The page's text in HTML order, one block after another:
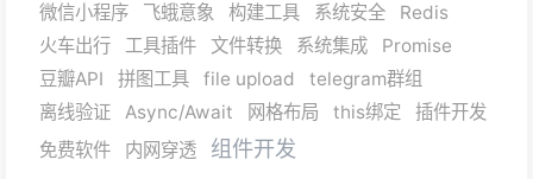
微信小程序
飞蛾意象 构建工具 系统安全
Redis
火车出行
工具插件 文件转换 系统集成
Promise
豆瓣API
拼图工具 file upload
telegram群组
离线验证
Async/Await 网格布局 this绑定
插件开发
免费软件
内网穿透 组件开发